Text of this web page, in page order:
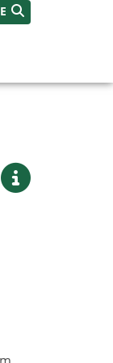
Weitere Infos